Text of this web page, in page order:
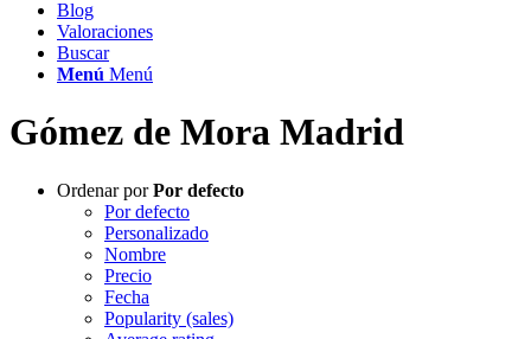
Blog
Valoraciones
Buscar
Menú Menú
Gómez de Mora Madrid
Ordenar porPor defecto
Por defecto
Personalizado
Nombre
Precio
Fecha
Popularity (sales)